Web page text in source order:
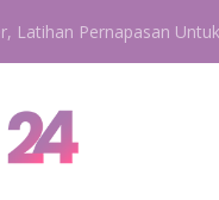
Latihan Pernapasan